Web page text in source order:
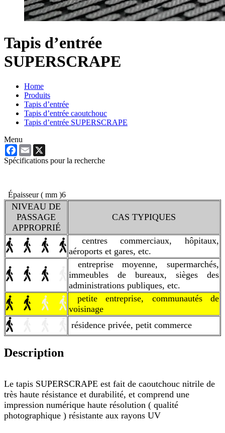
Tapis d’entrée
SUPERSCRAPE
Home
Produits
Tapis d’entrée
Tapis d’entrée caoutchouc
Tapis d’entrée SUPERSCRAPE
Menu
Facebook
Email
Spécifications pour la recherche
Épaisseur ( mm )6
NIVEAU DE
PASSAGE
APPROPRIÉ
CAS TYPIQUES
centres commerciaux, hôpitaux,
aéroports et gares, etc.
entreprise moyenne, supermarchés,
immeubles de bureaux, sièges des
administrations publiques, etc.
petite entreprise, communautés de
voisinage
résidence privée, petit commerce
Description
Le tapis SUPERSCRAPE est fait de caoutchouc nitrile de
très haute résistance et durabilité, et comprend une
impression numérique haute résolution ( qualité
photographique ) résistante aux rayons UV